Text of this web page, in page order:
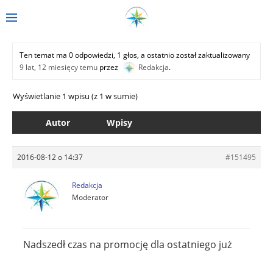
Ten temat ma 0 odpowiedzi, 1 głos, a ostatnio został zaktualizowany
9 lat, 12 miesięcy temu przez Redakcja.
Wyświetlanie 1 wpisu (z 1 w sumie)
Autor Wpisy
2016-08-12 o 14:37 #151495
Redakcja
Moderator
Nadszedł czas na promocję dla ostatniego już